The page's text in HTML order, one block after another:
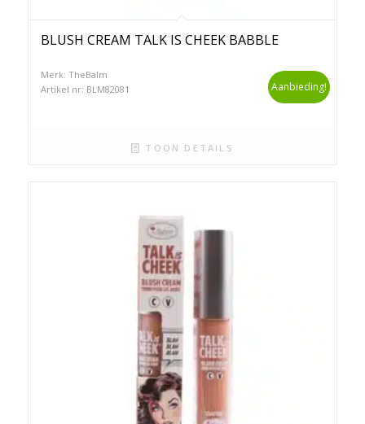
BLUSH CREAM TALK IS CHEEK BABBLE
Merk: TheBalm
Artikel nr: BLM82081
Aanbieding!
TOON DETAILS